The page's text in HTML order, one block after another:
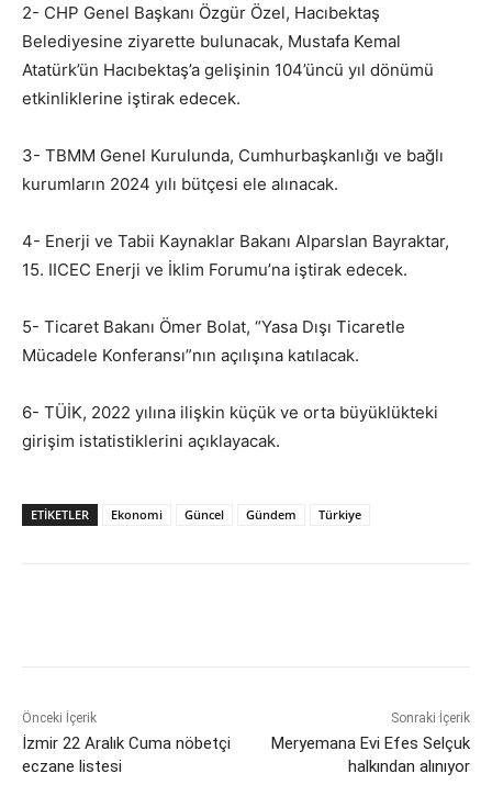
2- CHP Genel Başkanı Özgür Özel, Hacıbektaş
Belediyesine ziyarette bulunacak, Mustafa Kemal
Atatürk’ün Hacıbektaş’a gelişinin 104’üncü yıl dönümü
etkinliklerine iştirak edecek.
3- TBMM Genel Kurulunda, Cumhurbaşkanlığı ve bağlı
kurumların 2024 yılı bütçesi ele alınacak.
4- Enerji ve Tabii Kaynaklar Bakanı Alparslan Bayraktar,
15. IICEC Enerji ve İklim Forumu’na iştirak edecek.
5- Ticaret Bakanı Ömer Bolat, “Yasa Dışı Ticaretle
Mücadele Konferansı”nın açılışına katılacak.
6- TÜİK, 2022 yılına ilişkin küçük ve orta büyüklükteki
girişim istatistiklerini açıklayacak.
ETİKETLER Ekonomi Güncel Gündem Türkiye
Önceki İçerik
İzmir 22 Aralık Cuma nöbetçi
eczane listesi
Sonraki İçerik
Meryemana Evi Efes Selçuk
halkından alınıyor